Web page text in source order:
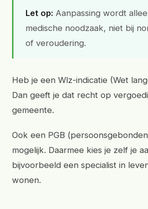
Let op: Aanpassing wordt
medische noodzaak, niet bij
of veroudering.
Heb je een Wlz-indicatie (Wet
Dan geeft je dat recht op
gemeente.
Ook een PGB
mogelijk. Daarmee kies je zelf je
bijvoorbeeld een specialist in
wonen.